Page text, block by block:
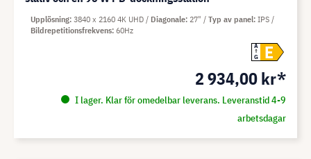
A
G
E
2 934,00 kr*
I lager. Klar för omedelbar leverans. Leveranstid 4-9
arbetsdagar
Upplösning 3840 x 2160 4K UHD Diagonale 27" Typ av panel IPS
Bildrepetitionsfrekvens 60Hz